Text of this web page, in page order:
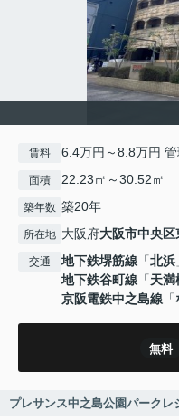
賃料 6.4万円～8.8万円
面積 22.23㎡～30.52㎡
築年数 築20年
所在地 大阪府大阪市中央区
交通 地下鉄堺筋線 「北浜
地下鉄谷町線 「天満
京阪電鉄中之島線 「
無料
プレサンス中之島公園パーク